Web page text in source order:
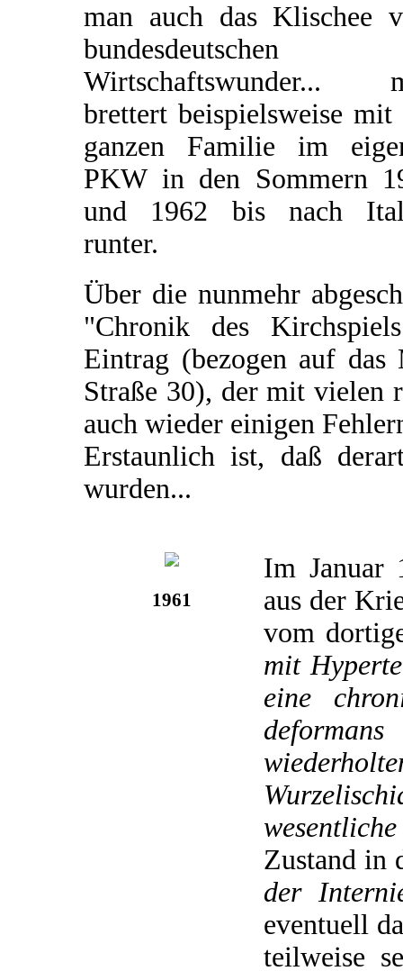
man auch das Klischee
bundesdeutschen
Wirtschaftswunder...
brettert beispielsweise mit
ganzen Familie im
PKW in den Sommern
und 1962 bis nach
runter.
Über die nunmehr
"Chronik des
Eintrag (bezogen auf
Straße 30), der mit vielen
auch wieder einigen
Erstaunlich ist, daß
wurden...
1961
Im Januar
aus der
vom
mit
eine
Zustand in
der
eventuell
teilweise